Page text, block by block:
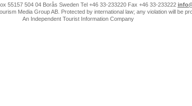
55157 504 04 Borås Sweden Tel +46 33-233220 Fax +46 33-233222
Media Group AB. Protected by international law; any violation will be
An Independent Tourist Information Company